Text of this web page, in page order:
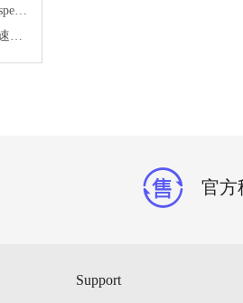
海外充值抖音，为什么选择uspeedcard海外充值平台？
uspeedcard海外充值平台：快速充值，让你的生活更便捷！
官方
Support